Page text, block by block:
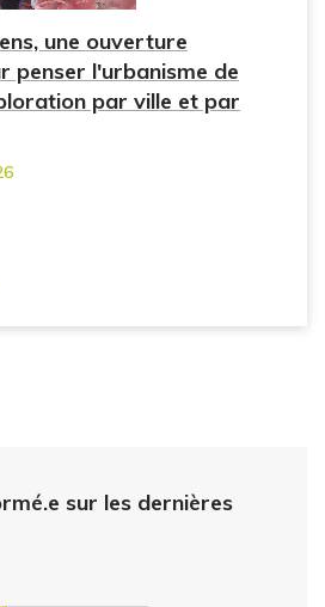
une ouverture
penser l'urbanisme de
par ville et par
sur les dernières